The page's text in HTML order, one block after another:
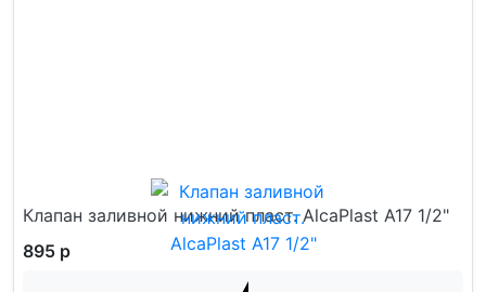
Клапан заливной нижний пласт. AlcaPlast A17 1/2"
895 р